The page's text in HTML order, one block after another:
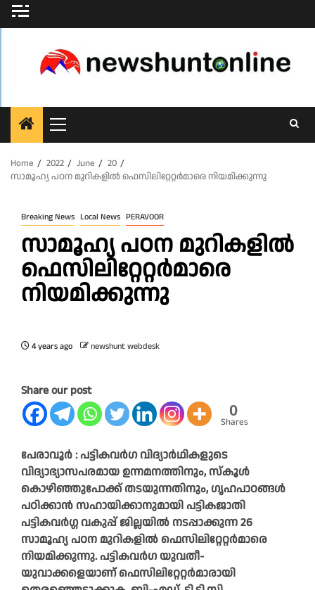
Skip
to
Primary
Menu
Home
2022 June
20
സാമൂഹ്യ പഠന മുറികളിൽ ഫെസിലിറ്റേറ്റർമാരെ നിയമിക്കുന്നു
Breaking News Local News PERAVOOR
സാമൂഹ്യ പഠന മുറികളിൽ
ഫെസിലിറ്റേറ്റർമാരെ
നിയമിക്കുന്നു
4 years ago newshunt webdesk
Share our post
0
Shares
പേരാവൂർ : പട്ടികവർഗ വിദ്യാർഥികളുടെ
വിദ്യാഭ്യാസപരമായ ഉന്നമനത്തിനും, സ്‌കൂൾ
കൊഴിഞ്ഞുപോക്ക് തടയുന്നതിനും, ഗൃഹപാഠങ്ങൾ
പഠിക്കാൻ സഹായിക്കാനുമായി പട്ടികജാതി
പട്ടികവർഗ്ഗ വകുപ്പ് ജില്ലയിൽ നടപ്പാക്കുന്ന 26
സാമൂഹ്യ പഠന മുറികളിൽ ഫെസിലിറ്റേറ്റർമാരെ
നിയമിക്കുന്നു. പട്ടികവർഗ യുവതീ-
യുവാക്കളെയാണ് ഫെസിലിറ്റേറ്റർമാരായി